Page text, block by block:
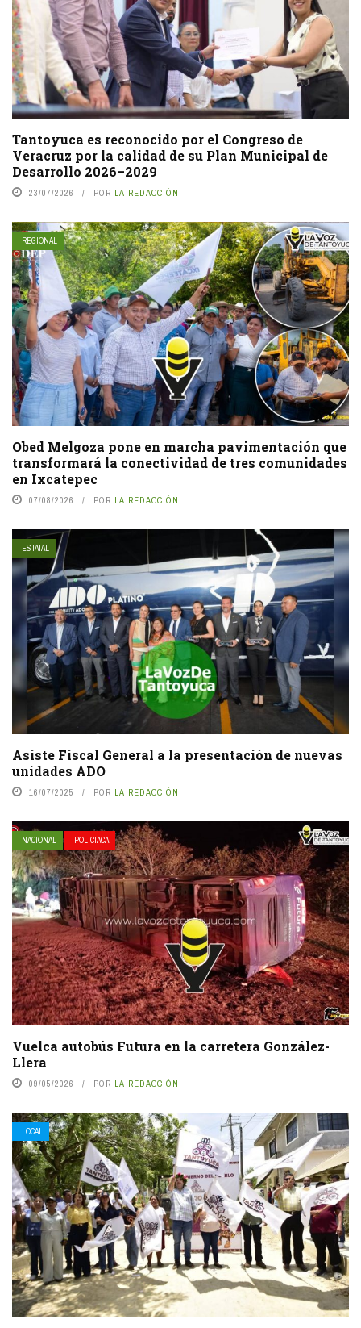
Tantoyuca es reconocido por el Congreso de
Veracruz por la calidad de su Plan Municipal de
Desarrollo 2026–2029
23/07/2026 POR LA REDACCIÓN
REGIONAL
Obed Melgoza pone en marcha pavimentación que
transformará la conectividad de tres comunidades
en Ixcatepec
07/08/2026 POR LA REDACCIÓN
ESTATAL
Asiste Fiscal General a la presentación de nuevas
unidades ADO
16/07/2025 POR LA REDACCIÓN
NACIONAL POLICIACA
Vuelca autobús Futura en la carretera González-
Llera
09/05/2026 POR LA REDACCIÓN
LOCAL